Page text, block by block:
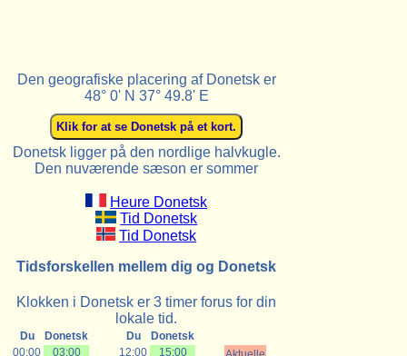
Den geografiske placering af Donetsk er
48° 0' N 37° 49.8' E
Donetsk ligger på den nordlige halvkugle.
Den nuværende sæson er sommer
Heure Donetsk
Tid Donetsk
Tid Donetsk
Tidsforskellen mellem dig og Donetsk
Klokken i Donetsk er 3 timer forus for din
lokale tid.
Du Donetsk Du
Donetsk
00:00
03:00 12:00 15:00